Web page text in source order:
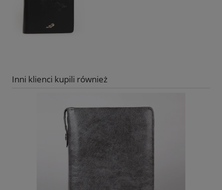
Inni klienci kupili również